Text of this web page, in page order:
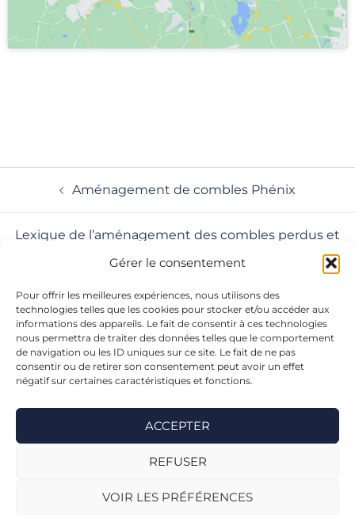
Gérer le consentement
Pour offrir les meilleures expériences, nous utilisons des
technologies telles que les cookies pour stocker et/ou accéder aux
informations des appareils. Le fait de consentir à ces technologies
nous permettra de traiter des données telles que le comportement
de navigation ou les ID uniques sur ce site. Le fait de ne pas
consentir ou de retirer son consentement peut avoir un effet
négatif sur certaines caractéristiques et fonctions.
ACCEPTER
REFUSER
VOIR LES PRÉFÉRENCES
Aménagement de combles Phénix
Lexique de l’aménagement des combles perdus et
de la surélévation de toiture
Nous contacter
DEVIS
GRATUIT
Nous
contacter